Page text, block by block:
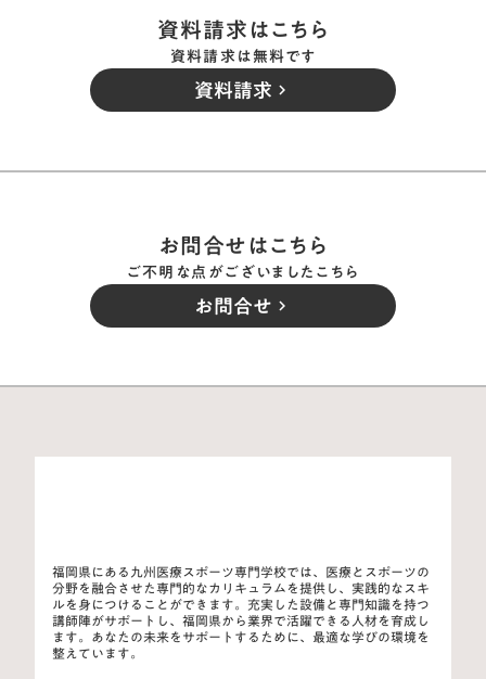
資料請求はこちら
資料請求は無料です
資料請求 keyboard_arrow_right
お問合せはこちら
ご不明な点がございましたこちら
お問合せ keyboard_arrow_right
福岡県にある九州医療スポーツ専門学校では、医療とスポーツの
分野を融合させた専門的なカリキュラムを提供し、実践的なスキ
ルを身につけることができます。充実した設備と専門知識を持つ
講師陣がサポートし、福岡県から業界で活躍できる人材を育成し
ます。あなたの未来をサポートするために、最適な学びの環境を
整えています。